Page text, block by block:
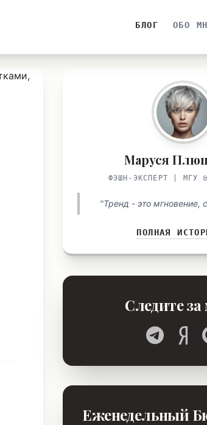
БЛОГ ОБО
Маруся
ФЭШН-ЭКСПЕРТ | МГУ &
"Тренд - это мгновение,
ПОЛНАЯ
Следите
Еженедельный